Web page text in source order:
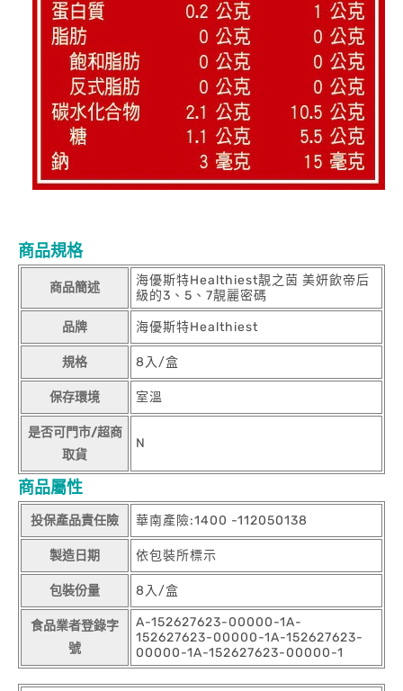
商品規格
商品簡述
海優斯特Healthiest靚之茵 美妍飲帝后
級的3、5、7靚麗密碼
品牌 海優斯特Healthiest
規格 8入/盒
保存環境 室溫
是否可門市/超商
取貨
N
商品屬性
投保產品責任險 華南產險:1400 -112050138
製造日期 依包裝所標示
包裝份量 8入/盒
食品業者登錄字
號
A-152627623-00000-1A-
152627623-00000-1A-152627623-
00000-1A-152627623-00000-1